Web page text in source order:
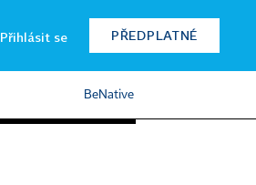
Přihlásit se PŘEDPLATNÉ
BeNative